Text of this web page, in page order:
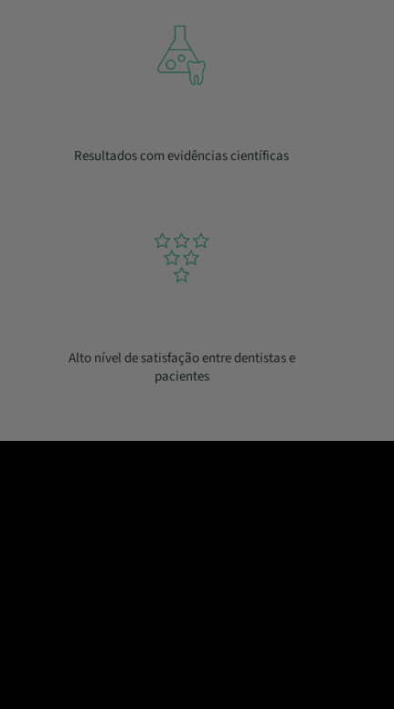
Resultados com evidências científicas
Alto nível de satisfação entre dentistas e
pacientes